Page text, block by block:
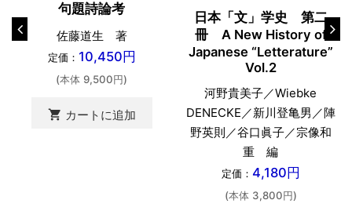
句題詩論考
佐藤道生 著
定価： 10,450円
(本体 9,500円)
shopping_cart カートに追加
日本「文」学史 第二
冊 A New History of
Japanese “Letterature”
Vol.2
河野貴美子／Wiebke
DENECKE／新川登亀男／陣
野英則／谷口眞子／宗像和
重 編
定価： 4,180円
(本体 3,800円)